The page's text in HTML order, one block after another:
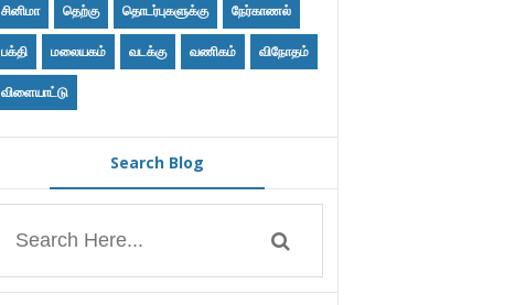
சினிமா தெற்கு தொடர்புகளுக்கு நேர்காணல்
பக்தி மலையகம் வடக்கு வணிகம் விநோதம்
விளையாட்டு
Search Blog